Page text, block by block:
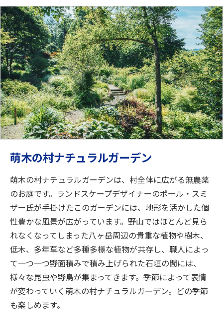
萌木の村ナチュラルガーデン
萌木の村ナチュラルガーデンは、村全体に広がる無農薬
のお庭です。ランドスケープデザイナーのポール・スミ
ザー氏が手掛けたこのガーデンには、地形を活かした個
性豊かな風景が広がっています。野山ではほとんど見ら
れなくなってしまった八ヶ岳周辺の貴重な植物や樹木、
低木、多年草など多種多様な植物が共存し、職人によっ
て一つ一つ野面積みで積み上げられた石垣の間には、
様々な昆虫や野鳥が集まってきます。季節によって表情
が変わっていく萌木の村ナチュラルガーデン。どの季節
も楽しめます。